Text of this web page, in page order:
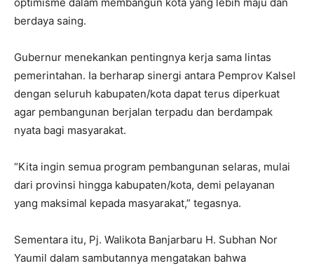
berdaya saing.
Gubernur menekankan pentingnya kerja sama lintas
pemerintahan. Ia berharap sinergi antara Pemprov Kalsel
dengan seluruh kabupaten/kota dapat terus diperkuat
agar pembangunan berjalan terpadu dan berdampak
nyata bagi masyarakat.
“Kita ingin semua program pembangunan selaras, mulai
dari provinsi hingga kabupaten/kota, demi pelayanan
yang maksimal kepada masyarakat,” tegasnya.
Sementara itu, Pj. Walikota Banjarbaru H. Subhan Nor
Yaumil dalam sambutannya mengatakan bahwa